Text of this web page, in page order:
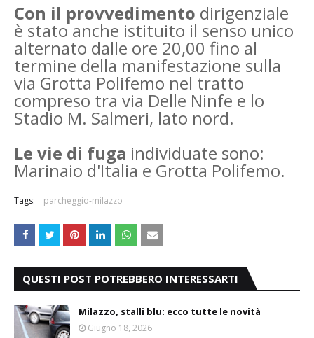
Con il provvedimento dirigenziale
è stato anche istituito il senso unico
alternato dalle ore 20,00 fino al
termine della manifestazione sulla
via Grotta Polifemo nel tratto
compreso tra via Delle Ninfe e lo
Stadio M. Salmeri, lato nord.
Le vie di fuga individuate sono:
Marinaio d'Italia e Grotta Polifemo.
Tags: parcheggio-milazzo
QUESTI POST POTREBBERO INTERESSARTI
Milazzo, stalli blu: ecco tutte le novità
Giugno 18, 2026